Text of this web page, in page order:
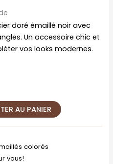
doré émaillé noir avec
Un accessoire chic et
vos looks modernes.
AU PANIER
colorés
vous!